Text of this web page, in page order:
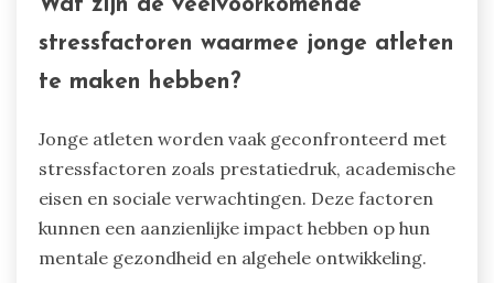
Wat zijn de veelvoorkomende
stressfactoren waarmee jonge atleten
te maken hebben?
Jonge atleten worden vaak geconfronteerd met
stressfactoren zoals prestatiedruk, academische
eisen en sociale verwachtingen. Deze factoren
kunnen een aanzienlijke impact hebben op hun
mentale gezondheid en algehele ontwikkeling.